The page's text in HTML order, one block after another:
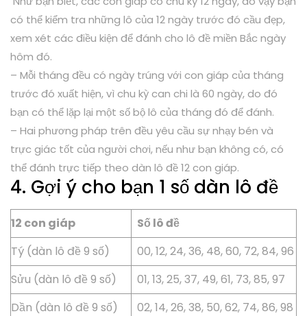
có thể kiểm tra những lô của 12 ngày trước đó cầu đẹp,
xem xét các điều kiện để đánh cho lô đề miền Bắc ngày
hôm đó.
– Mỗi tháng đều có ngày trúng với con giáp của tháng
trước đó xuất hiện, vì chu kỳ can chi là 60 ngày, do đó
bạn có thể lặp lại một số bộ lô của tháng đó để đánh.
– Hai phương pháp trên đều yêu cầu sự nhạy bén và
trực giác tốt của người chơi, nếu như bạn không có, có
thể đánh trực tiếp theo dàn lô đề 12 con giáp.
4. Gợi ý cho bạn 1 số dàn lô đề
12 con giáp
Số lô đề
Tý (dàn lô đề 9 số)
00, 12, 24, 36, 48, 60, 72, 84, 96
Sửu (dàn lô đề 9 số)
01, 13, 25, 37, 49, 61, 73, 85, 97
Dần (dàn lô đề 9 số)
02, 14, 26, 38, 50, 62, 74, 86, 98